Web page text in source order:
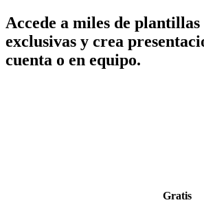
Accede a miles de
exclusivas y crea
cuenta o en equipo.
Gratis